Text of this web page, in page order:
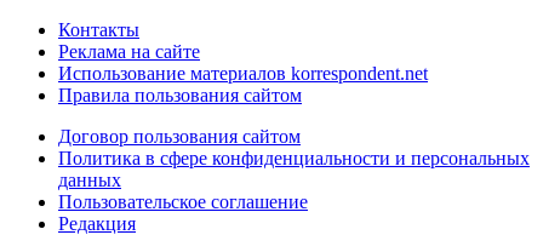
Контакты
Реклама на сайте
Использование материалов korrespondent.net
Правила пользования сайтом
Договор пользования сайтом
Политика в сфере конфиденциальности и персональных
данных
Пользовательское соглашение
Редакция